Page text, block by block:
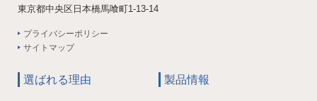
東京都中央区日本橋馬喰町1-13-14
プライバシーポリシー
サイトマップ
選ばれる理由 製品情報